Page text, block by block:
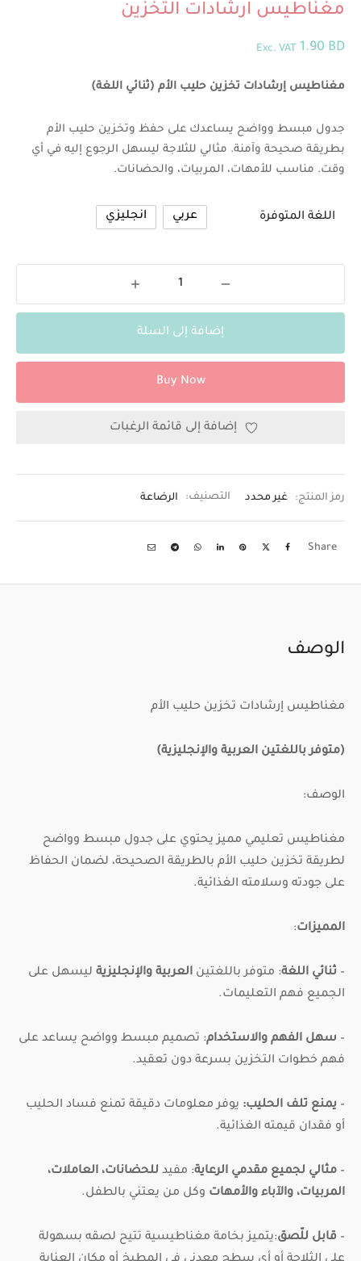
مغناطيس ارشادات التخزين
1.90 BD
Exc. VAT
مغناطيس إرشادات تخزين حليب الأم (ثنائي اللغة)
جدول مبسط وواضح يساعدك على حفظ وتخزين حليب الأم
بطريقة صحيحة وآمنة. مثالي للثلاجة ليسهل الرجوع إليه في أي
وقت. مناسب للأمهات، المربيات، والحضانات.
اللغة المتوفرة عربي انجليزي
إضافة إلى السلة
Buy Now
إضافة إلى قائمة الرغبات
رمز المنتج: غير محدد التصنيف: الرضاعة
Share
الوصف
مغناطيس إرشادات تخزين حليب الأم
(متوفر باللغتين العربية والإنجليزية)
الوصف:
مغناطيس تعليمي مميز يحتوي على جدول مبسط وواضح
لطريقة تخزين حليب الأم بالطريقة الصحيحة، لضمان الحفاظ
على جودته وسلامته الغذائية.
المميزات:
– ثنائي اللغة: متوفر باللغتين العربية والإنجليزية ليسهل على
الجميع فهم التعليمات.
– سهل الفهم والاستخدام: تصميم مبسط وواضح يساعد على
فهم خطوات التخزين بسرعة دون تعقيد.
– يمنع تلف الحليب: يوفر معلومات دقيقة تمنع فساد الحليب
أو فقدان قيمته الغذائية.
– مثالي لجميع مقدمي الرعاية: مفيد للحضانات، العاملات،
المربيات، والآباء والأمهات وكل من يعتني بالطفل.
– قابل للّصق:يتميز بخامة مغناطيسية تتيح لصقه بسهولة